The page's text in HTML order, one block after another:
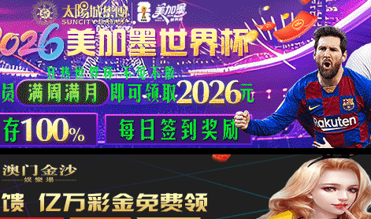
您访问的页面已撤稿或删除
1.请检查网址是否正确。
2.了解网址更多信息，请 返回
XML 地图